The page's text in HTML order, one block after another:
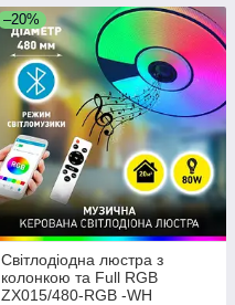
–20%
Світлодіодна люстра з
колонкою та Full RGB
ZX015/480-RGB -WH